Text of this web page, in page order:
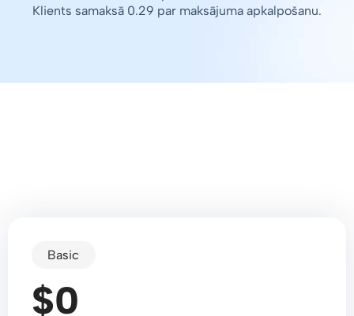
Klients samaksā 0.29 par maksājuma apkalpošanu.
Basic
$0